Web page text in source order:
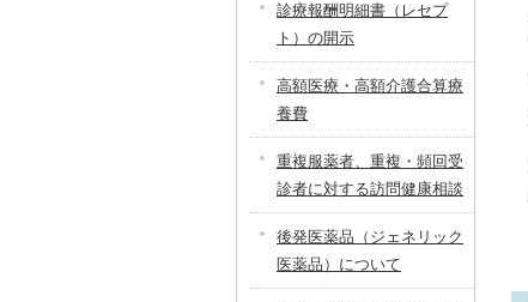
診療報酬明細書（レセプ
ト）の開示
高額医療・高額介護合算療
養費
重複服薬者、重複・頻回受
診者に対する訪問健康相談
後発医薬品（ジェネリック
医薬品）について